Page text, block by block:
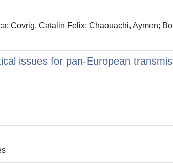
Covrig, Catalin Felix; Chaouachi, Aymen;
issues for pan-European